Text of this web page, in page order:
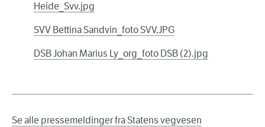
Heide_Svv.jpg
SVV Bettina Sandvin_foto SVV.JPG
DSB Johan Marius Ly_org_foto DSB (2).jpg
Se alle pressemeldinger fra Statens vegvesen